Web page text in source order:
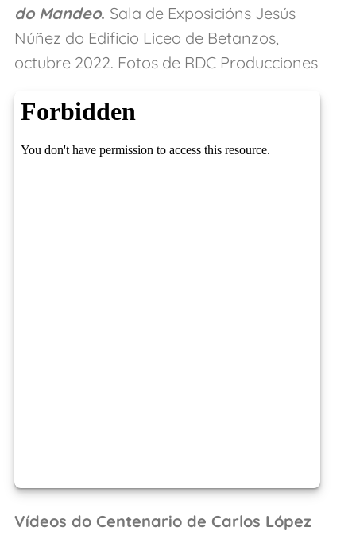
do Mandeo. Sala de Exposicións Jesús
Núñez do Edificio Liceo de Betanzos,
octubre 2022. Fotos de RDC Producciones
Vídeos do Centenario de Carlos López